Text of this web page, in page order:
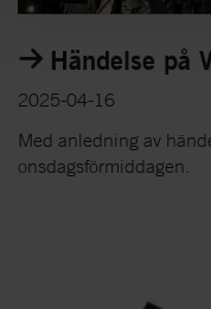
Händelse på
2025-04-16
Med anledning av
onsdagsförmiddagen.